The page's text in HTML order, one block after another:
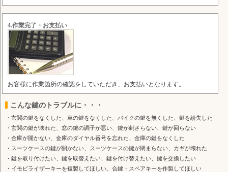
4.作業完了・お支払い
お客様に作業箇所の確認をしていただき、お支払いとなります。
こんな鍵のトラブルに・・・
・玄関の鍵をなくした、車の鍵をなくした、バイクの鍵を無くした、鍵を紛失した
・玄関の鍵が壊れた、窓の鍵の調子が悪い、鍵が刺さらない、鍵が回らない
・金庫が開かない、金庫のダイヤル番号を忘れた、金庫の鍵をなくした
・スーツケースの鍵が開かない、スーツケースの鍵が閉まらない、カギが壊れた
・鍵を取り付けたい、鍵を取替えたい、鍵を付け替えたい、鍵を交換したい
・イモビライザーキーを複製してほしい、合鍵・スペアキーを作製してほしい